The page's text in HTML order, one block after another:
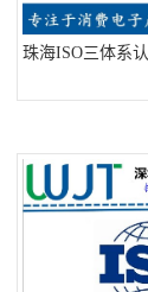
珠海ISO三体系